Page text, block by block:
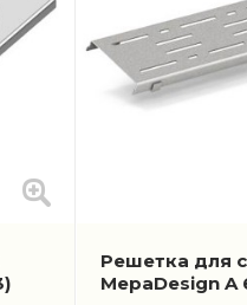
Решетка для
MepaDesign A